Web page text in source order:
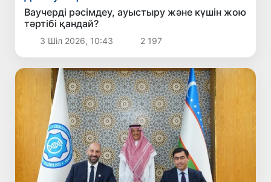
Ваучерді рәсімдеу, ауыстыру және күшін жою
тәртібі қандай?
3 Шіл 2026, 10:43 2 197